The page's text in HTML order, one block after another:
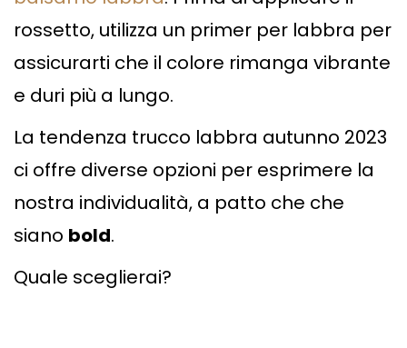
rossetto, utilizza un primer per labbra per
assicurarti che il colore rimanga vibrante
e duri più a lungo.
La tendenza trucco labbra autunno 2023
ci offre diverse opzioni per esprimere la
nostra individualità, a patto che che
siano bold.
Quale sceglierai?